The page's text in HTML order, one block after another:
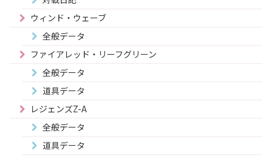
ウィンド・ウェーブ
全般データ
ファイアレッド・リーフグリーン
全般データ
道具データ
レジェンズZ-A
全般データ
道具データ